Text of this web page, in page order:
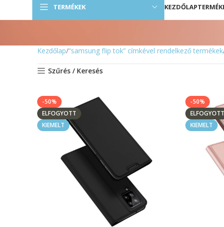
TERMÉKEK KEZDŐLAP
Kezdőlap “samsung flip tok” címkével rendelkező termékek
Szűrés / Keresés
-50%
ELFOGYOTT
KIEMELT
-50%
ELFOGYOTT
KIEMELT